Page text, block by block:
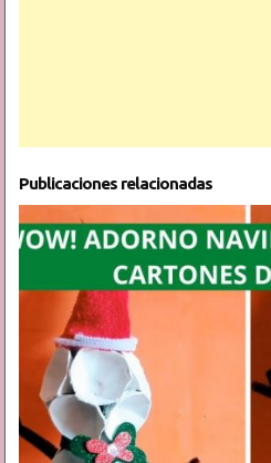
Publicaciones relacionadas